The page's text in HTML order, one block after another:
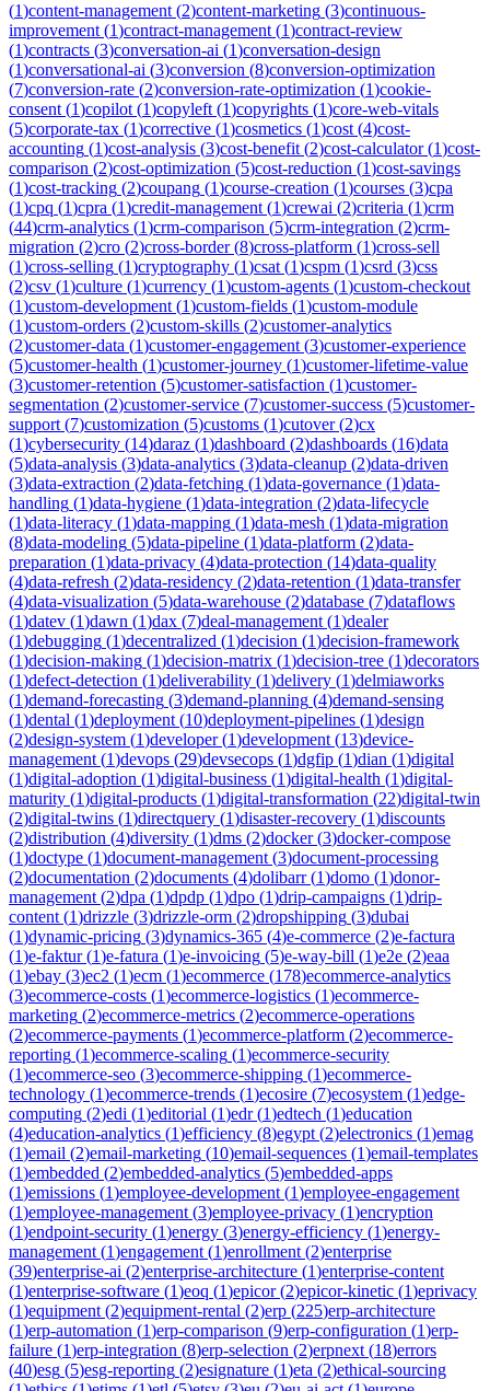
(1)content-management (2)content-marketing (3)continuous-
improvement (1)contract-management (1)contract-review
(1)contracts (3)conversation-ai (1)conversation-design
(1)conversational-ai (3)conversion (8)conversion-optimization
(7)conversion-rate (2)conversion-rate-optimization (1)cookie-
consent (1)copilot (1)copyleft (1)copyrights (1)core-web-vitals
(5)corporate-tax (1)corrective (1)cosmetics (1)cost (4)cost-
accounting (1)cost-analysis (3)cost-benefit (2)cost-calculator(1)cost-
comparison (2)cost-optimization (5)cost-reduction (1)cost-savings
(1)cost-tracking (2)coupang (1)course-creation (1)courses (3)cpa
(1)cpq (1)cpra (1)credit-management (1)crewai (2)criteria (1)crm
(44)crm-analytics (1)crm-comparison (5)crm-integration (2)crm-
migration (2)cro (2)cross-border(8)cross-platform (1)cross-sell
(1)cross-selling (1)cryptography (1)csat (1)cspm (1)csrd (3)css
(2)csv (1)culture (1)currency (1)custom-agents (1)custom-checkout
(1)custom-development (1)custom-fields (1)custom-module
(1)custom-orders (2)custom-skills (2)customer-analytics
(2)customer-data (1)customer-engagement (3)customer-experience
(5)customer-health (1)customer-journey (1)customer-lifetime-value
(3)customer-retention (5)customer-satisfaction (1)customer-
segmentation (2)customer-service (7)customer-success (5)customer-
support (7)customization (5)customs (1)cutover(2)cx
(1)cybersecurity (14)daraz (1)dashboard (2)dashboards (16)data
(5)data-analysis (3)data-analytics (3)data-cleanup (2)data-driven
(3)data-extraction (2)data-fetching (1)data-governance (1)data-
handling (1)data-hygiene (1)data-integration (2)data-lifecycle
(1)data-literacy (1)data-mapping (1)data-mesh (1)data-migration
(8)data-modeling (5)data-pipeline (1)data-platform (2)data-
preparation (1)data-privacy (4)data-protection (14)data-quality
(4)data-refresh (2)data-residency (2)data-retention (1)data-transfer
(4)data-visualization (5)data-warehouse (2)database (7)dataflows
(1)datev (1)dawn (1)dax (7)deal-management (1)dealer
(1)debugging (1)decentralized (1)decision (1)decision-framework
(1)decision-making (1)decision-matrix (1)decision-tree (1)decorators
(1)defect-detection (1)deliverability (1)delivery (1)delmiaworks
(1)demand-forecasting (3)demand-planning (4)demand-sensing
(1)dental (1)deployment (10)deployment-pipelines (1)design
(2)design-system (1)developer(1)development (13)device-
management (1)devops (29)devsecops (1)dgfip (1)dian (1)digital
(1)digital-adoption (1)digital-business (1)digital-health (1)digital-
maturity (1)digital-products (1)digital-transformation (22)digital-twin
(2)digital-twins (1)directquery (1)disaster-recovery (1)discounts
(2)distribution (4)diversity (1)dms (2)docker(3)docker-compose
(1)doctype (1)document-management (3)document-processing
(2)documentation (2)documents (4)dolibarr(1)domo (1)donor-
management (2)dpa (1)dpdp (1)dpo (1)drip-campaigns (1)drip-
content (1)drizzle (3)drizzle-orm (2)dropshipping (3)dubai
(1)dynamic-pricing (3)dynamics-365 (4)e-commerce (2)e-factura
(1)e-faktur(1)e-fatura (1)e-invoicing (5)e-way-bill (1)e2e (2)eaa
(1)ebay (3)ec2 (1)ecm (1)ecommerce (178)ecommerce-analytics
(3)ecommerce-costs (1)ecommerce-logistics (1)ecommerce-
marketing (2)ecommerce-metrics (2)ecommerce-operations
(2)ecommerce-payments (1)ecommerce-platform (2)ecommerce-
reporting (1)ecommerce-scaling (1)ecommerce-security
(1)ecommerce-seo (3)ecommerce-shipping (1)ecommerce-
technology (1)ecommerce-trends (1)ecosire (7)ecosystem (1)edge-
computing (2)edi (1)editorial (1)edr(1)edtech (1)education
(4)education-analytics (1)efficiency (8)egypt (2)electronics (1)emag
(1)email (2)email-marketing (10)email-sequences (1)email-templates
(1)embedded (2)embedded-analytics (5)embedded-apps
(1)emissions (1)employee-development (1)employee-engagement
(1)employee-management (3)employee-privacy (1)encryption
(1)endpoint-security (1)energy (3)energy-efficiency (1)energy-
management (1)engagement (1)enrollment (2)enterprise
(39)enterprise-ai (2)enterprise-architecture (1)enterprise-content
(1)enterprise-software (1)eoq (1)epicor(2)epicor-kinetic (1)eprivacy
(1)equipment (2)equipment-rental (2)erp (225)erp-architecture
(1)erp-automation (1)erp-comparison (9)erp-configuration (1)erp-
failure (1)erp-integration (8)erp-selection (2)erpnext (18)errors
(40)esg (5)esg-reporting (2)esignature (1)eta (2)ethical-sourcing